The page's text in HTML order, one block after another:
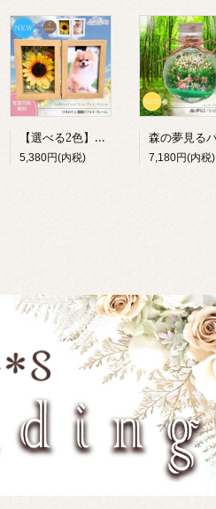
【選べる2色】ひまわり フォトフレーム 写真立て メモリアル 退職祝い Lulu＊s 0857 0856
5,380円(内税) 7,180円(内税)